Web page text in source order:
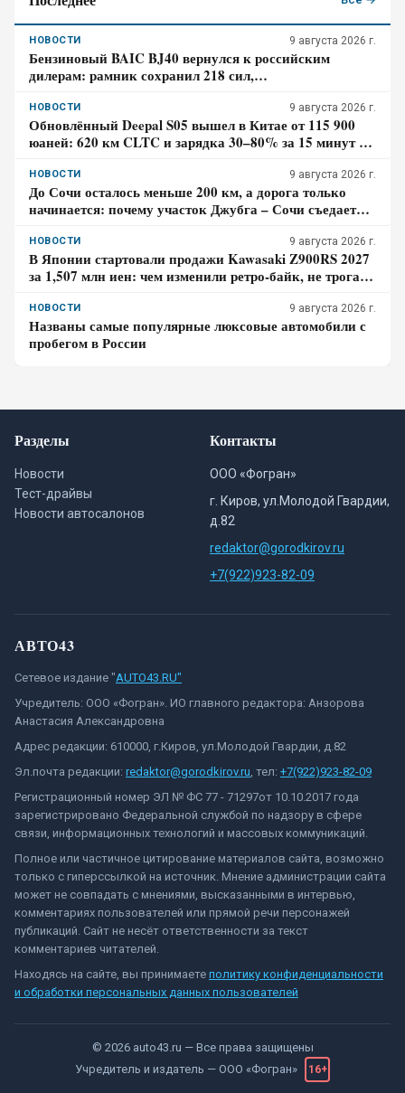
НОВОСТИ 9 августа 2026 г.
Бензиновый BAIC BJ40 вернулся к российским
дилерам: рамник сохранил 218 сил,
НОВОСТИ 9 августа 2026 г.
Обновлённый Deepal S05 вышел в Китае от 115 900
юаней: 620 км CLTC и зарядка 30–80% за 15 минут –
НОВОСТИ 9 августа 2026 г.
До Сочи осталось меньше 200 км, а дорога только
начинается: почему участок Джубга – Сочи съедает
НОВОСТИ 9 августа 2026 г.
В Японии стартовали продажи Kawasaki Z900RS 2027
за 1,507 млн иен: чем изменили ретро-байк, не трогая
НОВОСТИ 9 августа 2026 г.
Названы самые популярные люксовые автомобили с
пробегом в России
Разделы
Новости
Тест-драйвы
Новости автосалонов
Контакты
ООО «Фогран»
г. Киров, ул.Молодой Гвардии,
д.82
redaktor@gorodkirov.ru
+7(922)923-82-09
АВТО43
Сетевое издание "AUTO43.RU"
Учредитель: ООО «Фогран». ИО главного редактора: Анзорова
Анастасия Александровна
Адрес редакции: 610000, г.Киров, ул.Молодой Гвардии, д.82
Эл.почта редакции: redaktor@gorodkirov.ru, тел: +7(922)923-82-09
Регистрационный номер ЭЛ № ФС 77 - 71297от 10.10.2017 года
зарегистрировано Федеральной службой по надзору в сфере
связи, информационных технологий и массовых коммуникаций.
Полное или частичное цитирование материалов сайта, возможно
только с гиперссылкой на источник. Мнение администрации сайта
может не совпадать с мнениями, высказанными в интервью,
комментариях пользователей или прямой речи персонажей
публикаций. Сайт не несёт ответственности за текст
комментариев читателей.
Находясь на сайте, вы принимаете политику конфиденциальности
и обработки персональных данных пользователей
© 2026 auto43.ru — Все права защищены
Учредитель и издатель — ООО «Фогран» 16+